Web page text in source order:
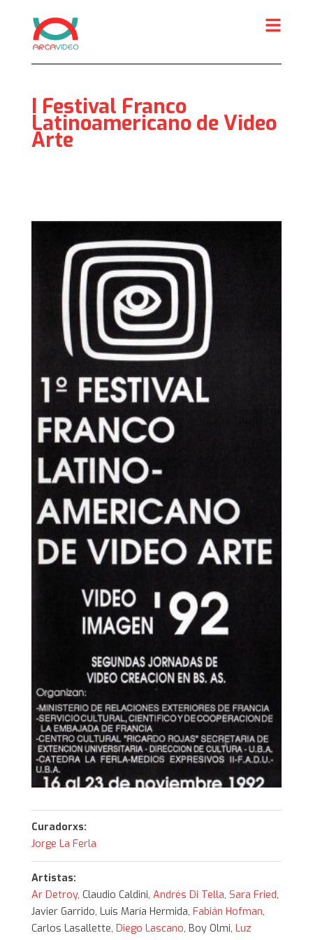
content
I Festival Franco
Latinoamericano de Video
Arte
Curadorxs:
Jorge La Ferla
Artistas:
Ar Detroy, Claudio Caldini, Andrés Di Tella, Sara Fried,
Javier Garrido, Luis María Hermida, Fabián Hofman,
Carlos Lasallette, Diego Lascano, Boy Olmi, Luz